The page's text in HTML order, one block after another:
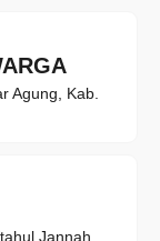
Agung, Kab.
Jannah